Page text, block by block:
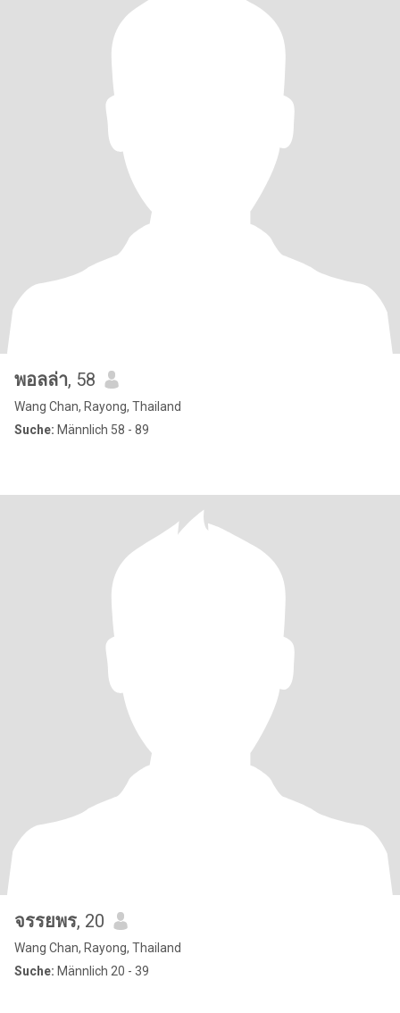
พอลล่า, 58
Wang Chan, Rayong, Thailand
Suche: Männlich 58 - 89
จรรยพร, 20
Wang Chan, Rayong, Thailand
Suche: Männlich 20 - 39